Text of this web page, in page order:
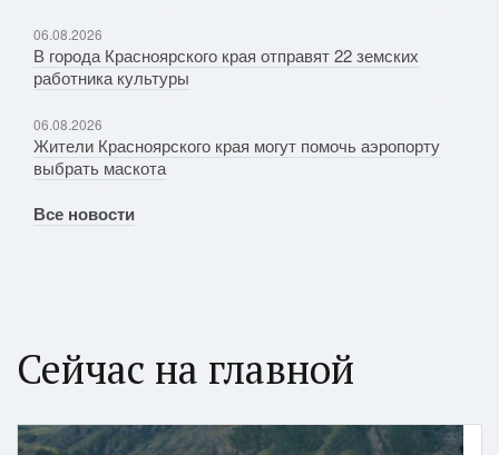
06.08.2026
В города Красноярского края отправят 22 земских
работника культуры
06.08.2026
Жители Красноярского края могут помочь аэропорту
выбрать маскота
Все новости
Сейчас на главной